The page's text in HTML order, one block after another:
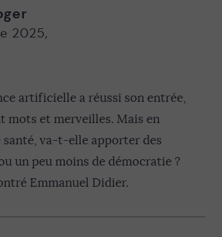
2025,
artificielle a réussi son entrée,
mots et merveilles. Mais en
santé, va-t-elle apporter des
un peu moins de démocratie ?
Emmanuel Didier.